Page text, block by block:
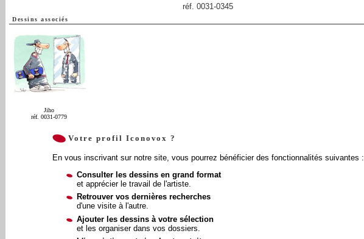
réf. 0031-0345
Dessins associés
Jiho
réf. 0031-0779
Votre profil Iconovox ?
En vous inscrivant sur notre site, vous pourrez bénéficier des fonctionnalités suivantes :
Consulter les dessins en grand format
et apprécier le travail de l'artiste.
Retrouver vos dernières recherches
d'une visite à l'autre.
Ajouter les dessins à votre sélection
et les organiser dans vos dossiers.